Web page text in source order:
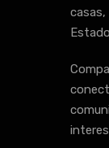
casas,